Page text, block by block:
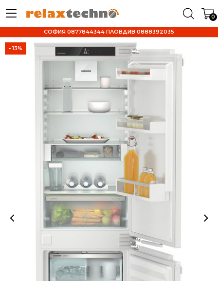
0
СОФИЯ 0877844344 ПЛОВДИВ 0888392035
- 13%